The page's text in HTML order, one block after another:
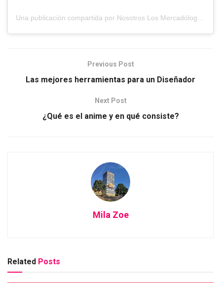
Una publicación compartida por Nosotros Los Mercadólogos (@losmercadologos)
Previous Post
Las mejores herramientas para un Diseñador
Next Post
¿Qué es el anime y en qué consiste?
Mila Zoe
Related Posts